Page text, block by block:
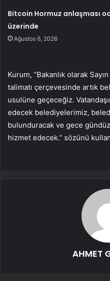
Bitcoin Hormuz anlaşması
üzerinde
Ağustos 6, 2026
Kurum, “Bakanlık olarak
talimatı çerçevesinde artık
usulüne geçeceğiz.
edecek belediyelerimiz,
bulunduracak ve gece
hizmet edecek.” sözünü
AHMET